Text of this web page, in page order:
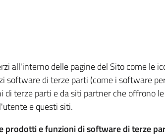
all'interno delle pagine del Sito come le
software di terze parti (come i software
terze parti e da siti partner che offrono
e questi siti.
prodotti e funzioni di software di terze